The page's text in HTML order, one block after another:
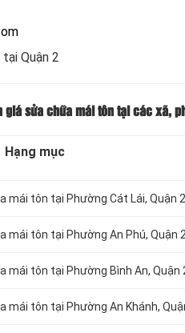
Quận 2
giá sửa chữa mái tôn tại các xã,
Hạng mục
tôn tại Phường Cát Lái, Quận 2
tôn tại Phường An Phú, Quận 2
tôn tại Phường Bình An, Quận
tôn tại Phường An Khánh,